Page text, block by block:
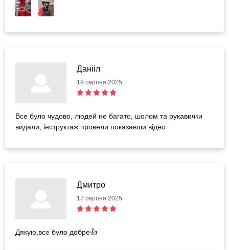
Данііл
19 серпня 2025
Все було чудово, людей не багато, шолом та рукавички
видали, інструктаж провели показавши відео
Дмитро
17 серпня 2025
Дякую,все було добре👍